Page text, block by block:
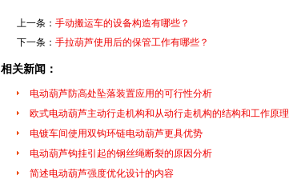
上一条： 手动搬运车的设备构造有哪些？
下一条： 手拉葫芦使用后的保管工作有哪些？
相关新闻：
电动葫芦防高处坠落装置应用的可行性分析
欧式电动葫芦主动行走机构和从动行走机构的结构和工作原理
电镀车间使用双钩环链电动葫芦更具优势
电动葫芦钩挂引起的钢丝绳断裂的原因分析
简述电动葫芦强度优化设计的内容